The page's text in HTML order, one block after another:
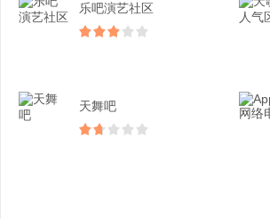
乐吧演艺社区
天舞吧